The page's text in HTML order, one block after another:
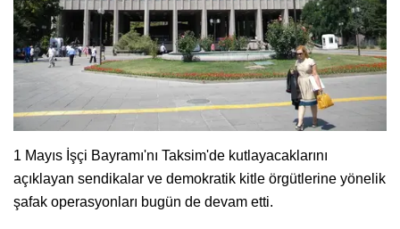
1 Mayıs İşçi Bayramı'nı Taksim'de kutlayacaklarını
açıklayan sendikalar ve demokratik kitle örgütlerine yönelik
şafak operasyonları bugün de devam etti.